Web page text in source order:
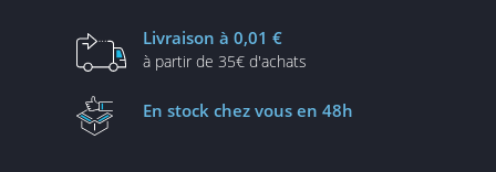
Livraison à 0,01 €
à partir de 35€ d'achats
En stock chez vous en 48h